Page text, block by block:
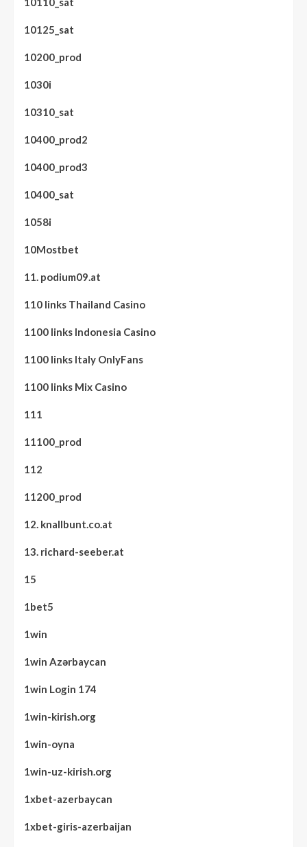
10125_sat
10200_prod
1030i
10310_sat
10400_prod2
10400_prod3
10400_sat
1058i
10Mostbet
11. podium09.at
110 links Thailand Casino
1100 links Indonesia Casino
1100 links Italy OnlyFans
1100 links Mix Casino
111
11100_prod
112
11200_prod
12. knallbunt.co.at
13. richard-seeber.at
15
1bet5
1win
1win Azərbaycan
1win Login 174
1win-kirish.org
1win-oyna
1win-uz-kirish.org
1xbet-azerbaycan
1xbet-giris-azerbaijan